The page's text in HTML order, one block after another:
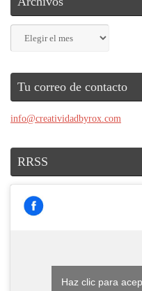
Archivos
Tu correo de contacto
info@creatividadbyrox.com
RRSS
Haz clic para